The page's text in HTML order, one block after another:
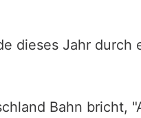
dieses Jahr durch
Bahn bricht,